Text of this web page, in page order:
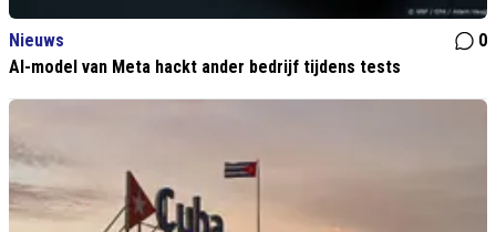
Nieuws
0
AI-model van Meta hackt ander bedrijf tijdens tests